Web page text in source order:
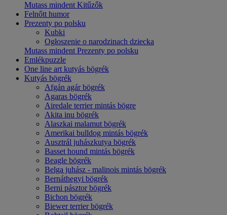
Mutass mindent Kitűzők
Felnőtt humor
Prezenty po polsku
Kubki
Ogłoszenie o narodzinach dziecka
Mutass mindent Prezenty po polsku
Emlékpuzzle
One line art kutyás bögrék
Kutyás bögrék
Afgán agár bögrék
Agaras bögrék
Airedale terrier mintás bögre
Akita inu bögrék
Alaszkai malamut bögrék
Amerikai bulldog mintás bögrék
Ausztrál juhászkutya bögrék
Basset hound mintás bögrék
Beagle bögrék
Belga juhász - malinois mintás bögrék
Bernáthegyi bögrék
Berni pásztor bögrék
Bichon bögrék
Biewer terrier bögrék